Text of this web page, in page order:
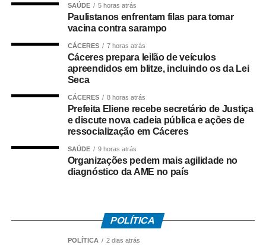
mesmo valor pago as categorias de rodoviários das
cidades de Duque de Caxias e Nova Iguaçu, na Baixada
Fluminense.
Paralisação
No dia 27 de junho, o Sindicato dos Rodoviários ajuizou
o dissídio coletivo de greve e de natureza econômica. Na
mesma data, o TRT-RJ, considerou a greve legal e
Determinou a manutenção de, no mínimo, 50% da frota
operacional em cada linha e itinerário, sob pena de multa
município do Rio de Janeiro iniciaram a paralisação. No
dia 2 de julho, suspenderam o movimento, a pedido do
SAÚDE 5 horas atrás
Paulistanos enfrentam filas para tomar
vacina contra sarampo
CÁCERES 7 horas atrás
Cáceres prepara leilão de veículos
apreendidos em blitze, incluindo os da Lei
Seca
CÁCERES 8 horas atrás
Prefeita Eliene recebe secretário de Justiça
e discute nova cadeia pública e ações de
ressocialização em Cáceres
SAÚDE 9 horas atrás
Organizações pedem mais agilidade no
diagnóstico da AME no país
POLÍTICA
POLÍTICA 2 dias atrás